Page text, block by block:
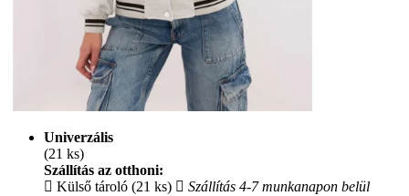
Univerzális
(21 ks)
Szállítás az otthoni:
Külső tároló (21 ks)
Szállítás 4-7 munkanapon belül